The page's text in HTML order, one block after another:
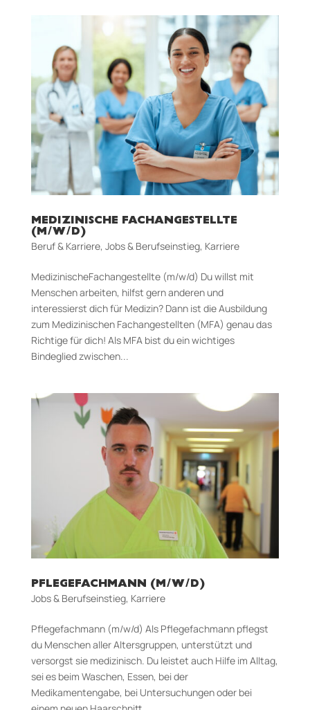
MEDIZINISCHE FACHANGESTELLTE
(M/W/D)
Beruf & Karriere, Jobs & Berufseinstieg, Karriere
MedizinischeFachangestellte (m/w/d) Du willst mit
Menschen arbeiten, hilfst gern anderen und
interessierst dich für Medizin? Dann ist die Ausbildung
zum Medizinischen Fachangestellten (MFA) genau das
Richtige für dich! Als MFA bist du ein wichtiges
Bindeglied zwischen...
PFLEGEFACHMANN (M/W/D)
Jobs & Berufseinstieg, Karriere
Pflegefachmann (m/w/d) Als Pflegefachmann pflegst
du Menschen aller Altersgruppen, unterstützt und
versorgst sie medizinisch. Du leistet auch Hilfe im Alltag,
sei es beim Waschen, Essen, bei der
Medikamentengabe, bei Untersuchungen oder bei